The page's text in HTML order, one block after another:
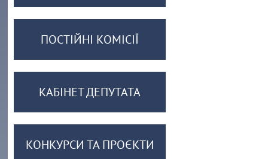
ПОСТІЙНІ КОМІСІЇ
КАБІНЕТ ДЕПУТАТА
КОНКУРСИ ТА ПРОЄКТИ